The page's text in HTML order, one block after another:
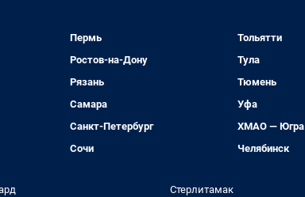
Пермь
Ростов-на-Дону
Рязань
Самара
Санкт-Петербург
Сочи
Тольятти
Тула
Тюмень
Уфа
ХМАО — Югра
Челябинск
Стерлитамак